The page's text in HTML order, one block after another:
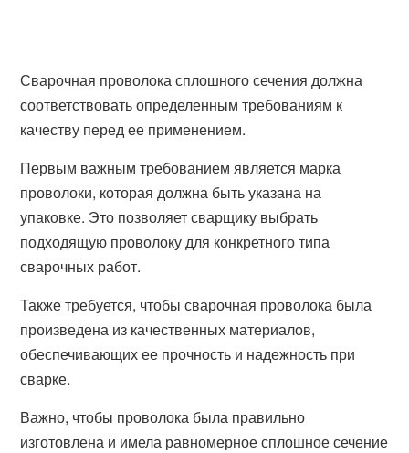
Сварочная проволока сплошного сечения должна
соответствовать определенным требованиям к
качеству перед ее применением.
Первым важным требованием является марка
проволоки, которая должна быть указана на
упаковке. Это позволяет сварщику выбрать
подходящую проволоку для конкретного типа
сварочных работ.
Также требуется, чтобы сварочная проволока была
произведена из качественных материалов,
обеспечивающих ее прочность и надежность при
сварке.
Важно, чтобы проволока была правильно
изготовлена и имела равномерное сплошное сечение